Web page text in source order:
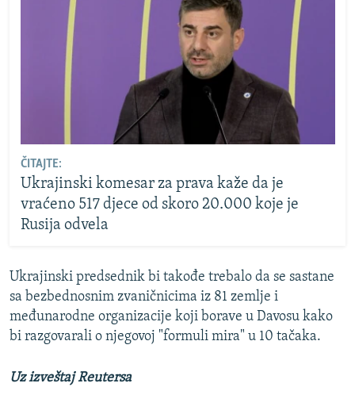
ČITAJTE:
Ukrajinski komesar za prava kaže da je
vraćeno 517 djece od skoro 20.000 koje je
Rusija odvela
Ukrajinski predsednik bi takođe trebalo da se sastane
sa bezbednosnim zvaničnicima iz 81 zemlje i
međunarodne organizacije koji borave u Davosu kako
bi razgovarali o njegovoj "formuli mira" u 10 tačaka.
Uz izveštaj Reutersa